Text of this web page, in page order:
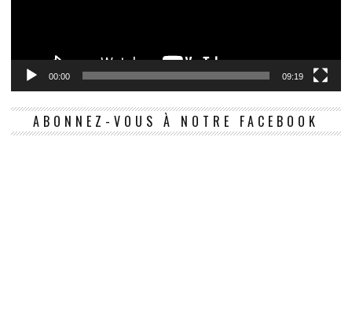
00:00 09:19
ABONNEZ-VOUS À NOTRE FACEBOOK